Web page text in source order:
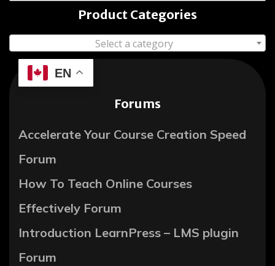
Product Categories
Select a category
EN
Forums
Accelerate Your Course Creation Speed
Forum
How To Teach Online Courses
Effectively Forum
Introduction LearnPress – LMS plugin
Forum